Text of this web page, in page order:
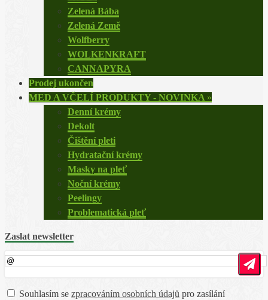
Zelená Bába
Zelená Země
Wolfberry
WOLKENKRAFT
CANNAPYRA
Prodej ukončen
MED A VČELÍ PRODUKTY - NOVINKA »
Denní krémy
Dekolt
Čištění pleti
Hydratační krémy
Masky na pleť
Noční krémy
Peelingy
Problematická pleť
Zaslat newsletter
Souhlasím se zpracováním osobních údajů pro zasílání